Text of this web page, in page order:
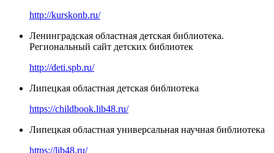
http://kurskonb.ru/
Ленинградская областная детская библиотека.
Региональный сайт детских библиотек
http://deti.spb.ru/
Липецкая областная детская библиотека
https://childbook.lib48.ru/
Липецкая областная универсальная научная библиотека
https://lib48.ru/